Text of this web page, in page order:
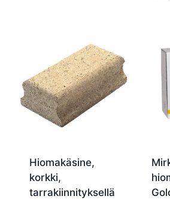
Hiomakäsine,
korkki,
tarrakiinnityksellä